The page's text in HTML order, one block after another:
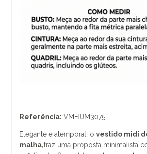
Referência: VMFIUM3075
Elegante e atemporal, o vestido midi
malha,traz uma proposta minimalista